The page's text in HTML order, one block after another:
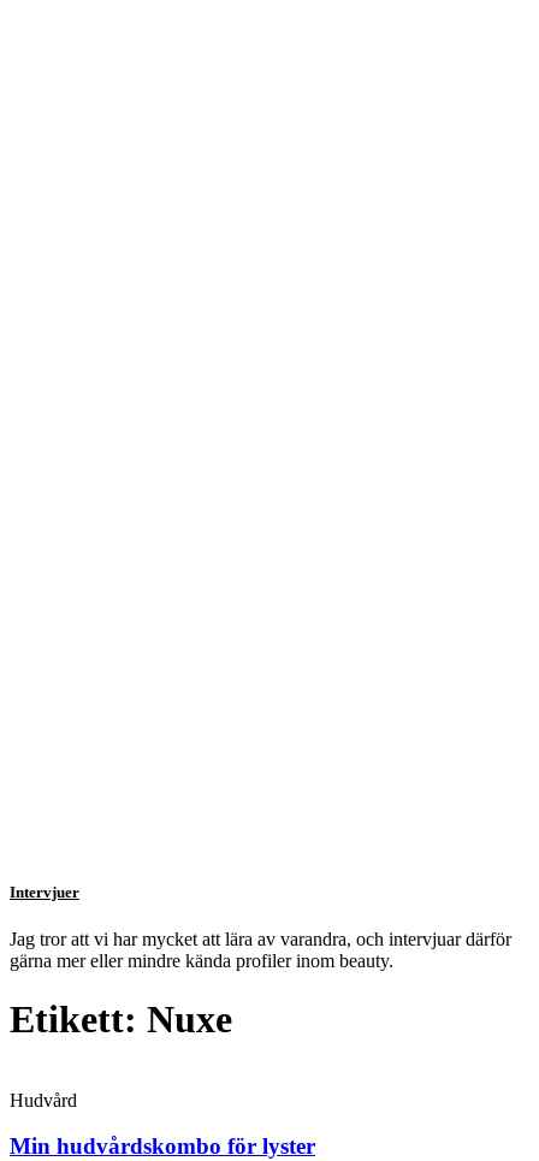
Intervjuer
Jag tror att vi har mycket att lära av varandra, och intervjuar därför
gärna mer eller mindre kända profiler inom beauty.
Etikett: Nuxe
Hudvård
Min hudvårdskombo för lyster